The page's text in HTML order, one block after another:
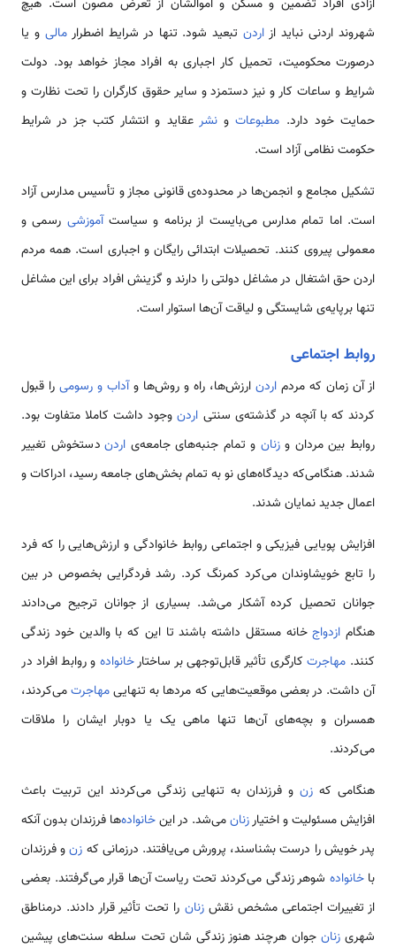
آزادی افراد تضمین و مسکن و اموالشان از تعرض مصون است. هیچ
شهروند اردنی نباید از اردنتبعید شود. تنها در شرایط اضطرارمالی و یا
درصورت محکومیت، تحمیل کار اجباری به افراد مجاز خواهد بود. دولت
شرایط و ساعات کار و نیز دستمزد و سایر حقوق کارگران را تحت نظارت و
حمایت خود دارد. مطبوعاتونشر عقاید و انتشار کتب جز در شرایط
حکومت نظامی‌ آزاد است.
تشکیل مجامع و انجمن‌ها در محدوده‌‌ی قانونی مجاز و تأسیس مدارس آزاد
است. اما تمام مدارس می‌بایست از برنامه و سیاستآموزشی رسمی‌ و
معمولی پیروی کنند. تحصیلات ابتدائی رایگان و اجباری است. همه مردم
اردن حق اشتغال در مشاغل دولتی را دارند و گزینش افراد برای این مشاغل
تنها برپایه‌‌ی شایستگی و لیاقت آن‌ها استوار است.
روابط اجتماعی
از آن زمان که مردم اردن ارزش‌ها، راه و روش‌ها وآداب و رسومی‌ را قبول
کردند که با آنچه در گذشته‌‌ی سنتی اردنوجود داشت کاملا متفاوت بود.
روابط بین مردان وزنان و تمام جنبه‌های جامعه‌‌ی اردندستخوش تغییر
شدند. هنگامی‌که دیدگاه‌های نو به تمام بخش‌های جامعه رسید، ادراکات و
اعمال جدید نمایان شدند.
افزایش پویایی فیزیکی و اجتماعی روابط خانوادگی و ارزش‌هایی را که فرد
را تابع خویشاوندان می‌کرد کمرنگ کرد. رشد فردگرایی بخصوص در بین
جوانان تحصیل کرده آشکار می‌شد. بسیاری از جوانان ترجیح می‌دادند
هنگام ازدواجخانه مستقل داشته باشند تا این که با والدین خود زندگی
کنند. مهاجرتکارگری تأثیر قابل‌توجهی بر ساختارخانواده و روابط افراد در
آن داشت. در بعضی موقعیت‌هایی که مردها به تنهاییمهاجرتمی‌کردند،
همسران و بچه‌های آن‌ها تنها ماهی یک یا دوبار ایشان را ملاقات
می‌کردند.
هنگامی‌ که زن و فرزندان به تنهایی زندگی می‌کردند این تربیت باعث
افزایش مسئولیت و اختیارزنانمی‌شد. در اینخانواده‌ها فرزندان بدون آنکه
پدر خویش را درست بشناسند، پرورش می‌یافتند. درزمانی که زنو فرزندان
باخانواده شوهر زندگی می‌کردند تحت ریاست آن‌ها قرار می‌گرفتند. بعضی
از تغییرات اجتماعی مشخص نقشزنان را تحت تأثیر قرار دادند. درمناطق
شهریزنان جوان هرچند هنوز زندگی شان تحت سلطه سنت‌های پیشین